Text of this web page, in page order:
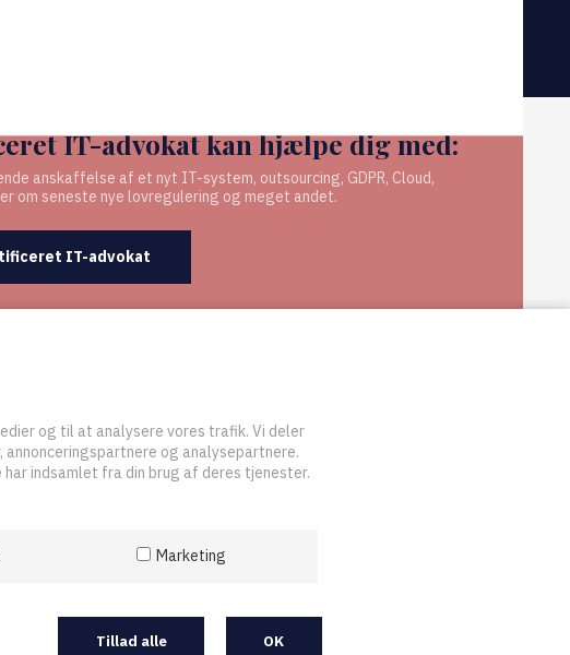
og til at analysere vores trafik. Vi deler
annonceringspartnere og analysepartnere.
indsamlet fra din brug af deres tjenester.
Marketing
Tillad alle OK
IT-advokat kan hjælpe dig med:
anskaffelse af et nyt IT-system, outsourcing, GDPR, Cloud,
om seneste nye lovregulering og meget andet.
IT-advokat